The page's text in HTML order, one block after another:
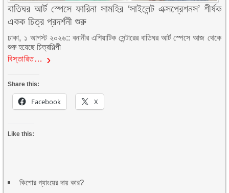
বাতিঘর আর্ট স্পেসে ফারিনা সামহির ‘সাইলেন্ট এক্সপ্রেশনস’ শীর্ষক
একক চিত্র প্রদর্শনী শুরু
ঢাকা, ১ আগস্ট ২০২৬:: বনানীর এশিয়াটিক সেন্টারের বাতিঘর আর্ট স্পেসে আজ থেকে
শুরু হয়েছে চিত্রশিল্পী
বিস্তারিত…
Share this:
Facebook X
Like this:
কিশোর গ্যাংয়ের দায় কার?